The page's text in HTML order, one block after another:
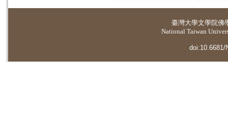
臺灣大學文學院佛
National Taiwan
doi:10.6681/